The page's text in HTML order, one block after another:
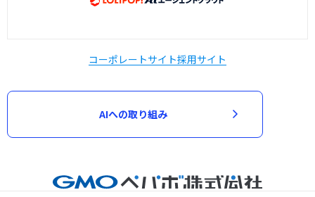
コーポレートサイト採用サイト
AIへの取り組み